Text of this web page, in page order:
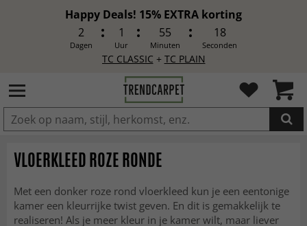
Happy Deals! 15% EXTRA korting
2
Dagen
1
Uur
55
Minuten
16
Seconden
TC CLASSIC + TC PLAIN
IN DE WINKELWAGEN GELEGD
VLOERKLEED ROZE RONDE
Met een donker roze rond vloerkleed kun je een eentonige
kamer een kleurrijke twist geven. En dit is gemakkelijk te
realiseren! Als je meer kleur in je kamer wilt, maar liever